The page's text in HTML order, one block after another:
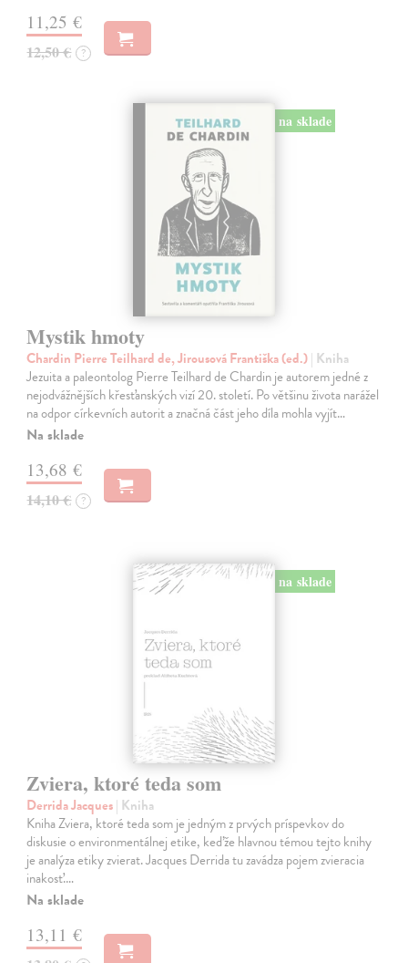
11,25 €
12,50 € ?
na sklade
Mystik hmoty
Chardin Pierre Teilhard de, Jirousová Františka (ed.)| Kniha
Jezuita a paleontolog Pierre Teilhard de Chardin je autorem jedné z
nejodvážnějších křesťanských vizí 20. století. Po většinu života narážel
na odpor církevních autorit a značná část jeho díla mohla vyjít…
Na sklade
13,68 €
14,10 € ?
na sklade
Zviera, ktoré teda som
Derrida Jacques| Kniha
Kniha Zviera, ktoré teda som je jedným z prvých príspevkov do
diskusie o environmentálnej etike, keďže hlavnou témou tejto knihy
je analýza etiky zvierat. Jacques Derrida tu zavádza pojem zvieracia
inakosť.…
Na sklade
13,11 €